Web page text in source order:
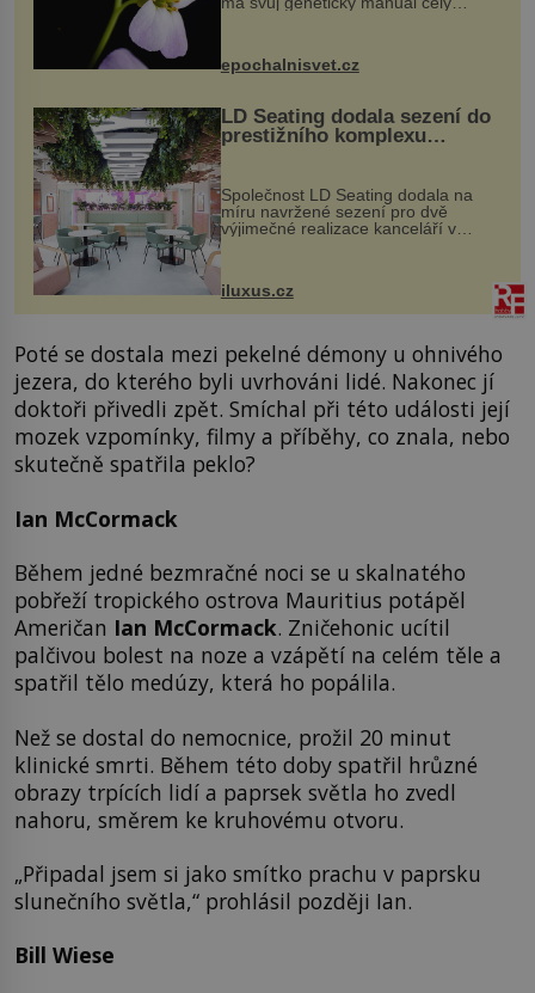
vstupenka...
epochalnisvet.cz
LD Seating dodala sezení do
prestižního komplexu
MediaCityUK v Salfordu
Společnost LD Seating dodala na
míru navržené sezení pro dvě
výjimečné realizace kanceláří v
areálu MediaCityUK v anglickém
budov Media...
iluxus.cz
Poté se dostala mezi pekelné démony u ohnivého
jezera, do kterého byli uvrhováni lidé. Nakonec jí
doktoři přivedli zpět. Smíchal při této události její
mozek vzpomínky, filmy a příběhy, co znala, nebo
skutečně spatřila peklo?
Ian McCormack
Během jedné bezmračné noci se u skalnatého
pobřeží tropického ostrova Mauritius potápěl
Američan Ian McCormack. Zničehonic ucítil
palčivou bolest na noze a vzápětí na celém těle a
spatřil tělo medúzy, která ho popálila.
Než se dostal do nemocnice, prožil 20 minut
klinické smrti. Během této doby spatřil hrůzné
obrazy trpících lidí a paprsek světla ho zvedl
nahoru, směrem ke kruhovému otvoru.
„Připadal jsem si jako smítko prachu v paprsku
slunečního světla,“ prohlásil později Ian.
Bill Wiese